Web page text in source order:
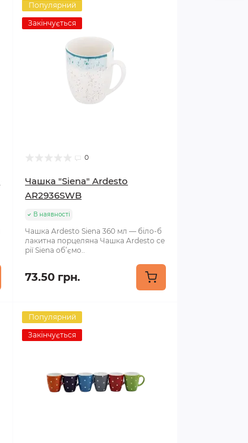
Популярний
Закінчується
0
Чашка "Siena" Ardesto
AR2936SWB
В наявності
Чашка Ardesto Siena 360 мл — біло-б
лакитна порцеляна Чашка Ardesto се
рії Siena об’ємо..
73.50 грн.
Популярний
Закінчується